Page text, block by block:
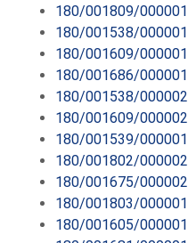
180/001809/000001
180/001538/000001
180/001609/000001
180/001686/000001
180/001538/000002
180/001609/000002
180/001539/000001
180/001802/000002
180/001675/000002
180/001803/000001
180/001605/000001